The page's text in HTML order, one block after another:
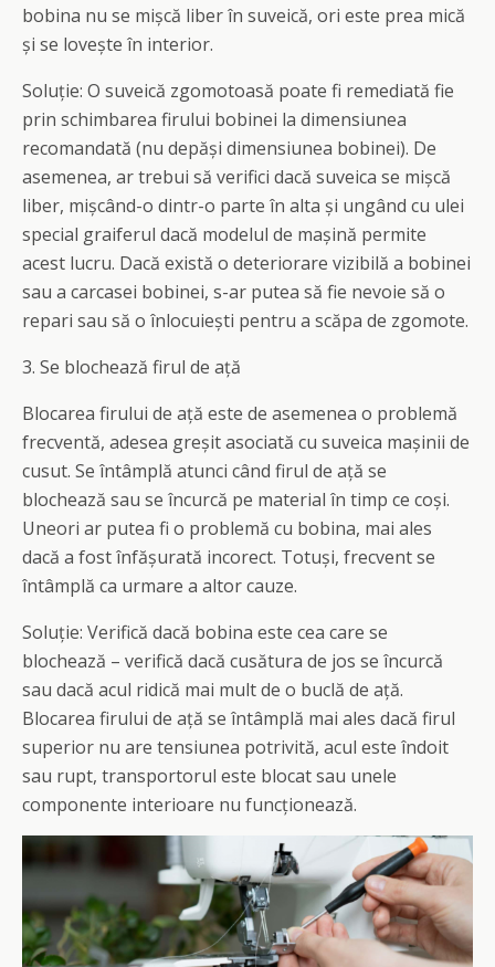
bobina nu se mișcă liber în suveică, ori este prea mică
și se lovește în interior.
Soluție: O suveică zgomotoasă poate fi remediată fie
prin schimbarea firului bobinei la dimensiunea
recomandată (nu depăși dimensiunea bobinei). De
asemenea, ar trebui să verifici dacă suveica se mișcă
liber, mișcând-o dintr-o parte în alta și ungând cu ulei
special graiferul dacă modelul de mașină permite
acest lucru. Dacă există o deteriorare vizibilă a bobinei
sau a carcasei bobinei, s-ar putea să fie nevoie să o
repari sau să o înlocuiești pentru a scăpa de zgomote.
3. Se blochează firul de ață
Blocarea firului de ață este de asemenea o problemă
frecventă, adesea greșit asociată cu suveica mașinii de
cusut. Se întâmplă atunci când firul de ață se
blochează sau se încurcă pe material în timp ce coși.
Uneori ar putea fi o problemă cu bobina, mai ales
dacă a fost înfășurată incorect. Totuși, frecvent se
întâmplă ca urmare a altor cauze.
Soluție: Verifică dacă bobina este cea care se
blochează – verifică dacă cusătura de jos se încurcă
sau dacă acul ridică mai mult de o buclă de ață.
Blocarea firului de ață se întâmplă mai ales dacă firul
superior nu are tensiunea potrivită, acul este îndoit
sau rupt, transportorul este blocat sau unele
componente interioare nu funcționează.